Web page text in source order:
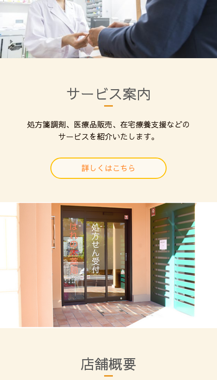
サービス案内
処方箋調剤、医療品販売、在宅療養支援などの
サービスを紹介いたします。
詳しくはこちら
店舗概要